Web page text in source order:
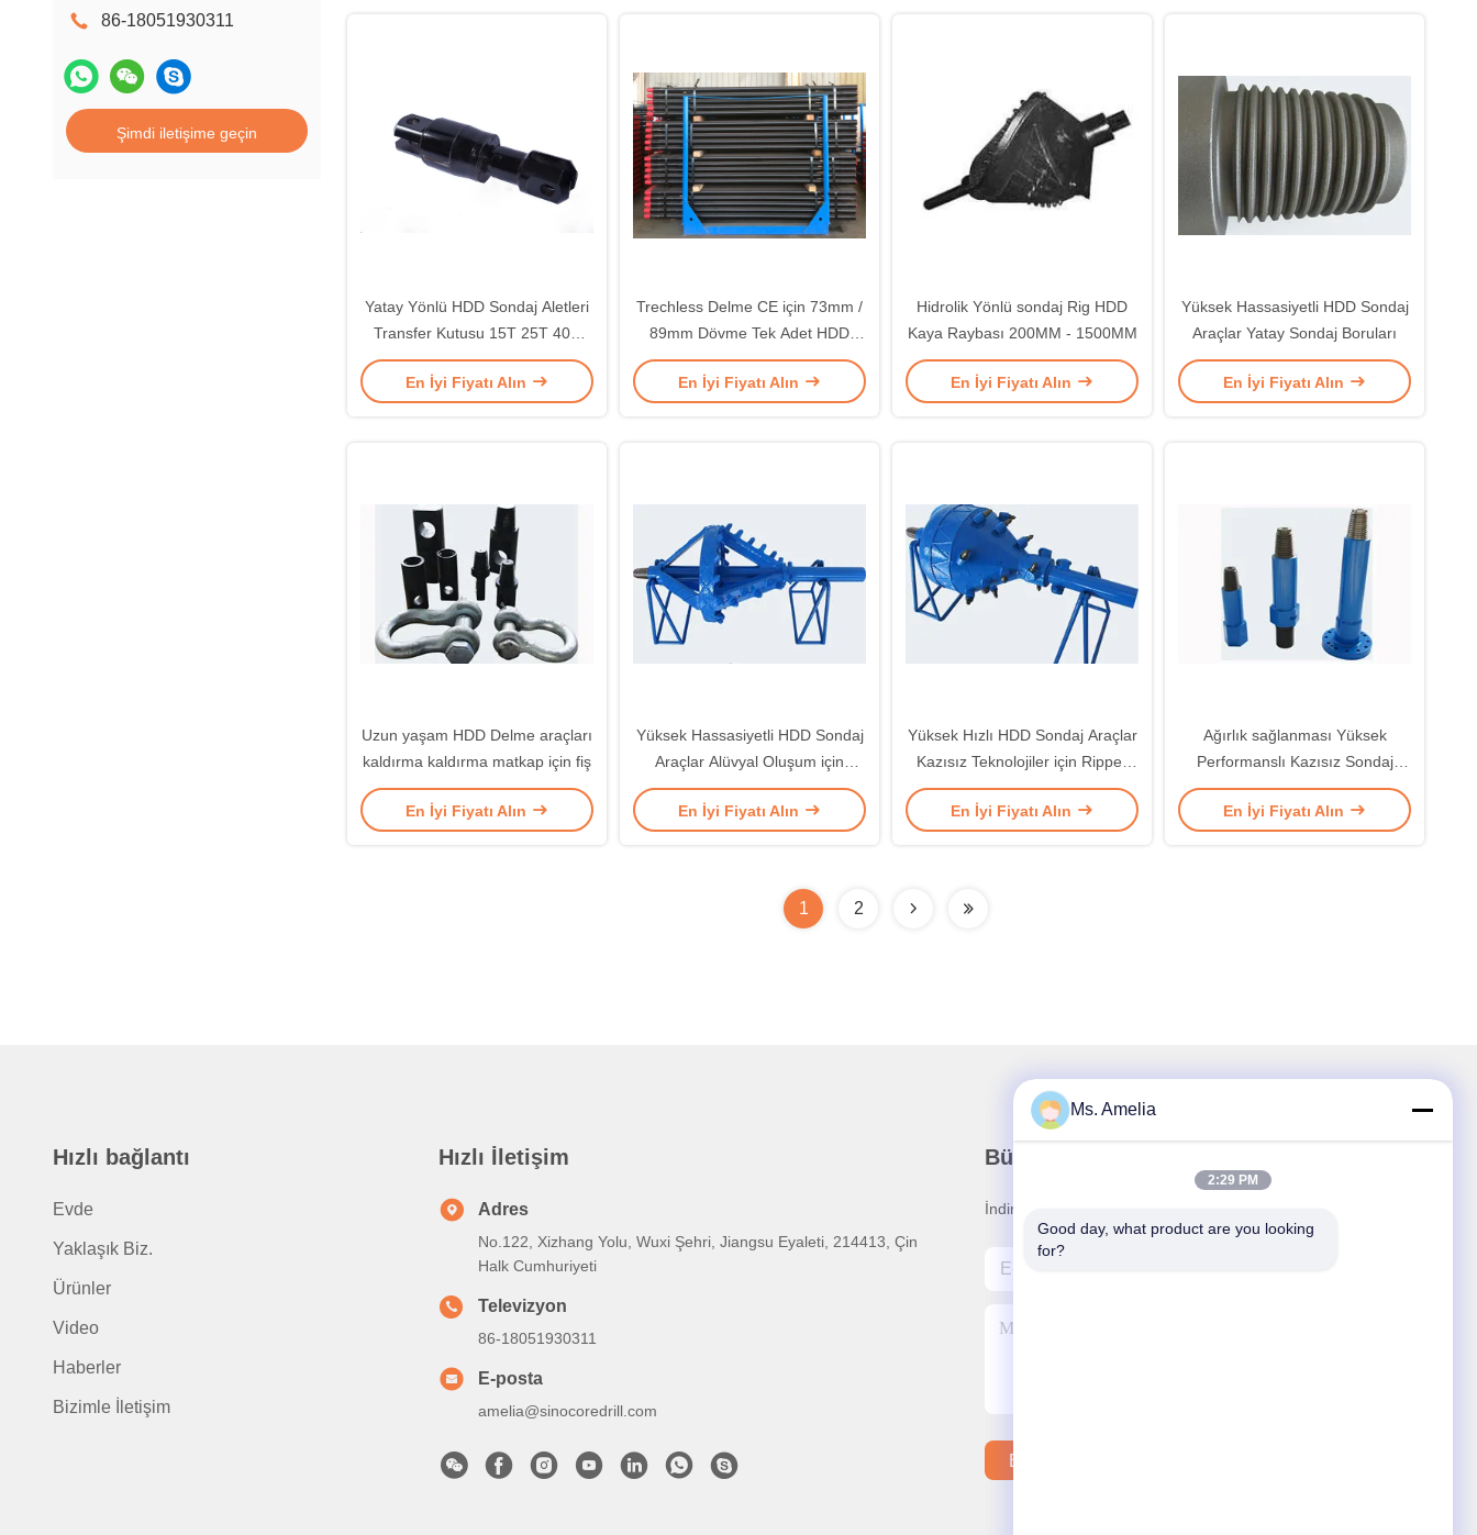
86-18051930311
Şimdi iletişime geçin
Yatay Yönlü HDD Sondaj Aletleri
Transfer Kutusu 15T 25T 40T
60T Döner Tip
En İyi Fiyatı Alın
Trechless Delme CE için 73mm /
89mm Dövme Tek Adet HDD
Matkap Borusu
En İyi Fiyatı Alın
Hidrolik Yönlü sondaj Rig HDD
Kaya Raybası 200MM - 1500MM
En İyi Fiyatı Alın
Yüksek Hassasiyetli HDD Sondaj
Araçlar Yatay Sondaj Boruları
En İyi Fiyatı Alın
Uzun yaşam HDD Delme araçları
kaldırma kaldırma matkap için fiş
En İyi Fiyatı Alın
Yüksek Hassasiyetli HDD Sondaj
Araçlar Alüvyal Oluşum için
Kesici Raybaları Fly
En İyi Fiyatı Alın
Yüksek Hızlı HDD Sondaj Araçlar
Kazısız Teknolojiler için Ripper
Raybası
En İyi Fiyatı Alın
Ağırlık sağlanması Yüksek
Performanslı Kazısız Sondaj
Ekipmanları Matkap Yaka
En İyi Fiyatı Alın
1 2
Hızlı bağlantı
Evde
Yaklaşık Biz.
Ürünler
Video
Haberler
Bizimle İletişim
Hızlı İletişim
Adres
No.122, Xizhang Yolu, Wuxi Şehri, Jiangsu Eyaleti, 214413, Çin
Halk Cumhuriyeti
Televizyon
86-18051930311
E-posta
amelia@sinocoredrill.com
Bültenimiz
İndirimler ve daha fazlası için bültenimize abone olun.
Bizimle İletişim
Ms. Amelia
2:29 PM
Good day, what product are you looking
for?